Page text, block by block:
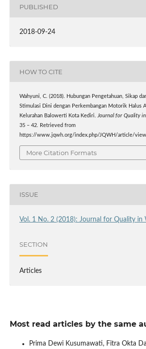
PUBLISHED
2018-09-24
HOW TO CITE
Wahyuni, C. (2018). Hubungan Pengetahuan, Sikap
Stimulasi Dini dengan Perkembangan Motorik Halus
Kelurahan Balowerti Kota Kediri. Journal for Quality in
35 – 42. Retrieved from
https://www.jqwh.org/index.php/JQWH/article/
More Citation Formats
ISSUE
Vol. 1 No. 2 (2018): Journal for Quality in
SECTION
Articles
Most read articles by the same
Prima Dewi Kusumawati, Fitra Okta